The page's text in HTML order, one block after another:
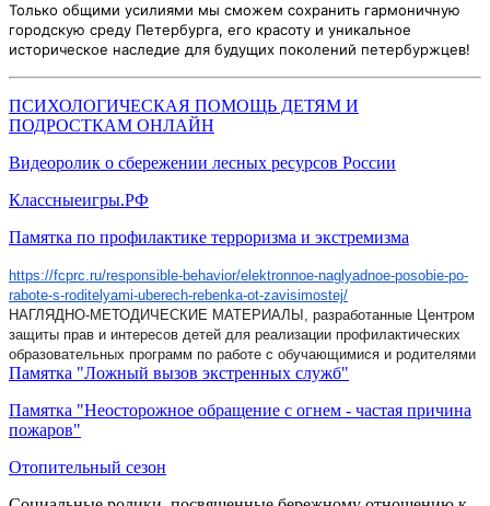
Только общими усилиями мы сможем сохранить гармоничную
городскую среду Петербурга, его красоту и уникальное
историческое наследие для будущих поколений петербуржцев!
ПСИХОЛОГИЧЕСКАЯ ПОМОЩЬ ДЕТЯМ И
ПОДРОСТКАМ ОНЛАЙН
Видеоролик о сбережении лесных ресурсов России
Классныеигры.РФ
Памятка по профилактике терроризма и экстремизма
https://fcprc.ru/responsible-behavior/elektronnoe-naglyadnoe-posobie-po-
rabote-s-roditelyami-uberech-rebenka-ot-zavisimostej/
НАГЛЯДНО-МЕТОДИЧЕСКИЕ МАТЕРИАЛЫ, разработанные Центром
защиты прав и интересов детей для реализации профилактических
образовательных программ по работе с обучающимися и родителями
Памятка "Ложный вызов экстренных служб"
Памятка "Неосторожное обращение с огнем - частая причина
пожаров"
Отопительный сезон